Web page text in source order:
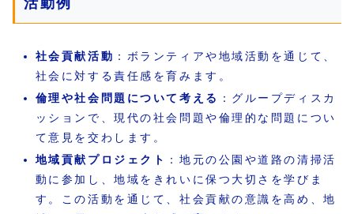
活動例
社会貢献活動 ：ボランティアや地域活動を通じて、
社会に対する責任感を育みます。
倫理や社会問題について考える
：グループディスカ
ッションで、現代の社会問題や倫理的な問題につい
て意見を交わします。
地域貢献プロジェクト
：地元の公園や道路の清掃活
動に参加し、地域をきれいに保つ大切さを学びま
す。この活動を通じて、社会貢献の意識を高め、地